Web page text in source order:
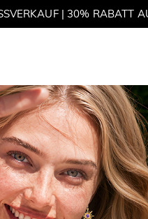
MOVE MY WAY | 3 KAUFEN,